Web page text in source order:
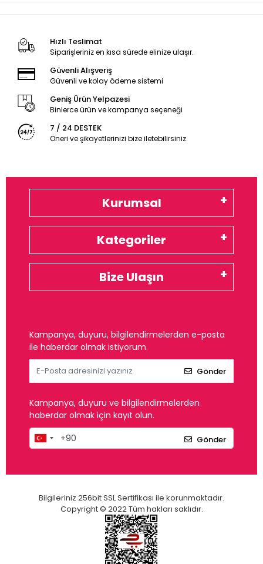
Hızlı Teslimat
Siparişleriniz en kısa sürede elinize ulaşır.
Güvenli Alışveriş
Güvenli ve kolay ödeme sistemi
Geniş Ürün Yelpazesi
Binlerce ürün ve kampanya seçeneği
7 / 24 DESTEK
Öneri ve şikayetlerinizi bize iletebilirsiniz.
Kurumsal
Kategoriler
Bize Ulaşın
Kampanya, duyuru, bilgilendirmelerden e-posta
ile haberdar olmak istiyorum.
Gönder
Kampanya, duyuru ve bilgilendirmelerden
haberdar olmak için kayıt olun.
Gönder
Bilgileriniz 256bit SSL Sertifikası ile korunmaktadır.
Copyright © 2022 Tüm hakları saklıdır.